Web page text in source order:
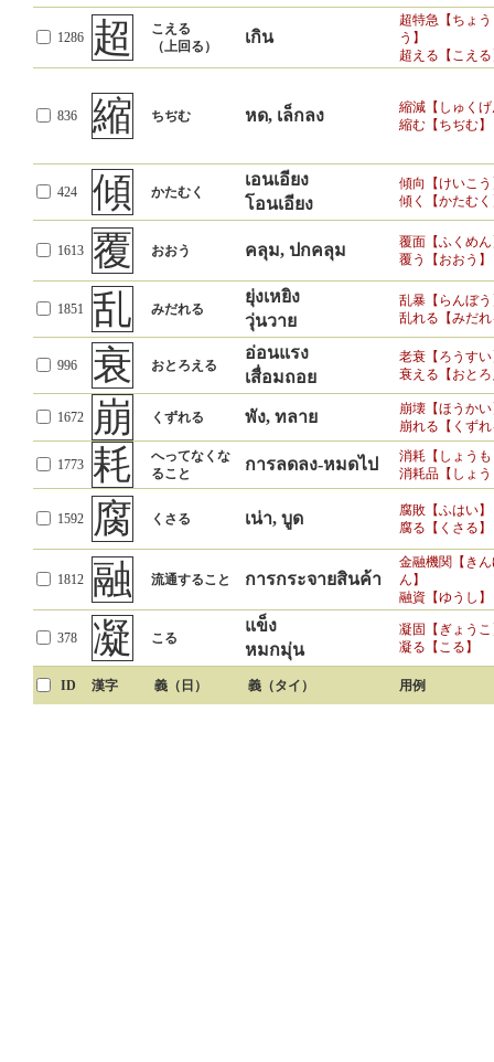
1286 超
こえる
（上回る）
เกิน
超特急【ちょ
う】
超える【こえ
836 縮 ちぢむ หด, เล็กลง
縮減【しゅく
縮む【ちぢむ】
424 傾 かたむく
เอนเอียง
โอนเอียง
傾向【けいこ
傾く【かたむ
1613 覆 おおう คลุม, ปกคลุม
覆面【ふくめ
覆う【おおう】
1851 乱 みだれる
ยุ่งเหยิง
วุ่นวาย
乱暴【らんぼ
乱れる【みだ
996 衰 おとろえる
อ่อนแรง
เสื่อมถอย
老衰【ろうす
衰える【おと
1672 崩 くずれる พัง, ทลาย
崩壊【ほうか
崩れる【くず
1773 耗
へってなくな
ること
การลดลง-หมดไป
消耗【しょう
消耗品【しょ
1592 腐 くさる เน่า, บูด
腐敗【ふはい】
腐る【くさる】
1812 融 流通すること การกระจายสินค้า
金融機関【き
ん】
融資【ゆうし】
378 凝 こる
แข็ง
หมกมุ่น
凝固【ぎょう
凝る【こる】
ID 漢字 義（日） 義（タイ） 用例